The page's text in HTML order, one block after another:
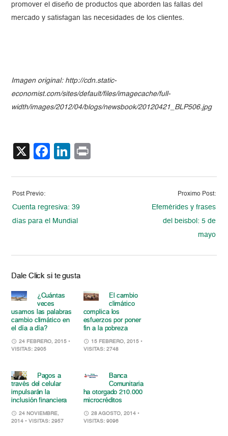
promover el diseño de productos que aborden las fallas del
mercado y satisfagan las necesidades de los clientes.
Imagen original: http://cdn.static-
economist.com/sites/default/files/imagecache/full-
width/images/2012/04/blogs/newsbook/20120421_BLP506.jpg
X Facebook
LinkedIn
Post Previo:
Cuenta regresiva: 39
días para el Mundial
Proximo Post:
Efemérides y frases
del beisbol: 5 de
mayo
Dale Click si te gusta
¿Cuántas
veces
usamos las palabras
cambio climático en
el día a día?
24 FEBRERO, 2015 •
VISITAS: 2905
El cambio
climático
complica los
esfuerzos por poner
fin a la pobreza
15 FEBRERO, 2015 •
VISITAS: 2748
Pagos a
través del celular
impulsarán la
inclusión financiera
24 NOVIEMBRE,
2014 • VISITAS: 2957
Banca
Comunitaria
ha otorgado 210.000
microcréditos
28 AGOSTO, 2014 •
VISITAS: 9096